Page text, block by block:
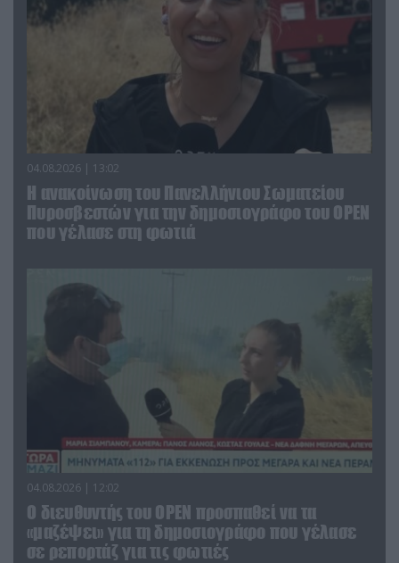
04.08.2026 | 13:02
Η ανακοίνωση του Πανελλήνιου Σωματείου
Πυροσβεστών για την δημοσιογράφο του OPEN
που γέλασε στη φωτιά
04.08.2026 | 12:02
O διευθυντής του OPEN προσπαθεί να τα
«μαζέψει» για τη δημοσιογράφο που γέλασε
σε ρεπορτάζ για τις φωτιές